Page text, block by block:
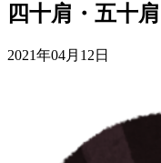
四十肩・五十肩
2021年04月12日